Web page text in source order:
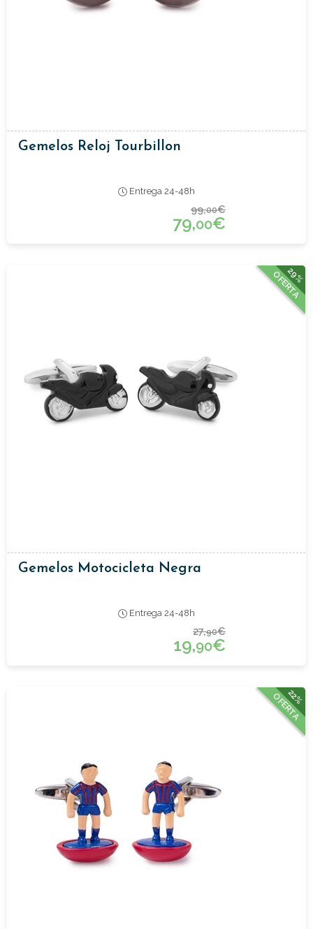
Gemelos Reloj Tourbillon
Entrega 24-48h
99,00€
79,00€
29%
OFERTA
Gemelos Motocicleta Negra
Entrega 24-48h
27,90€
19,90€
22%
OFERTA